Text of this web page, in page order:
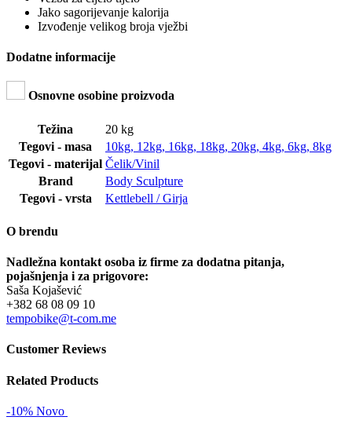
Jako sagorijevanje kalorija
Izvođenje velikog broja vježbi
Dodatne informacije
Osnovne osobine proizvoda
Težina
20 kg
Tegovi - masa
10kg, 12kg, 16kg, 18kg, 20kg, 4kg, 6kg, 8kg
Tegovi - materijal Čelik/Vinil
Brand
Body Sculpture
Tegovi - vrsta
Kettlebell / Girja
O brendu
Nadležna kontakt osoba iz firme za dodatna pitanja,
pojašnjenja i za prigovore:
Saša Kojašević
+382 68 08 09 10
tempobike@t-com.me
Customer Reviews
Related Products
-10% Novo